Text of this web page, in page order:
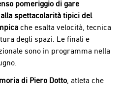
pomeriggio di gare
spettacolarità tipici del
che esalta velocità, tecnica
degli spazi. Le finali e
sono in programma nella
di Piero Dotto, atleta che